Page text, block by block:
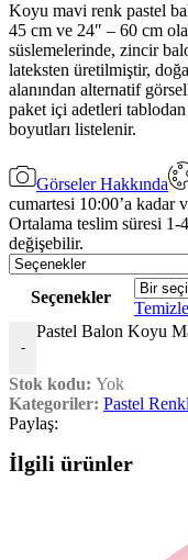
Koyu mavi renk pastel
45 cm ve 24″ – 60 cm
süslemelerinde, zincir
lateksten üretilmiştir,
alanından alternatif
paket içi adetleri
boyutları listelenir.
Görseler Hakkında
cumartesi 10:00’a kadar
Ortalama teslim süresi
değişebilir.
Seçenekler
Temizle
-
Pastel Balon Koyu
Stok kodu: Yok
Kategoriler: Pastel
Paylaş:
İlgili ürünler